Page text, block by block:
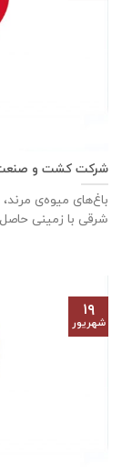
شرکت کشت و صنعت
باغ‌های میوه‌ی
شرقی با زمینی
۱۹
شهریور